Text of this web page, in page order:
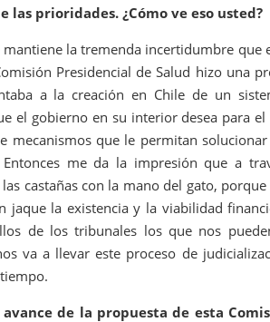
las prioridades. ¿Cómo ve eso usted?
mantiene la tremenda incertidumbre que
Presidencial de Salud hizo una
a la creación en Chile de un
el gobierno en su interior desea para
mecanismos que le permitan
Entonces me da la impresión que a
las castañas con la mano del gato,
jaque la existencia y la viabilidad
de los tribunales los que nos
va a llevar este proceso de
de la propuesta de esta